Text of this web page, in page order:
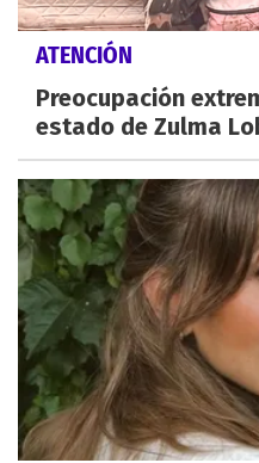
ATENCIÓN
Preocupación
estado de Zulma